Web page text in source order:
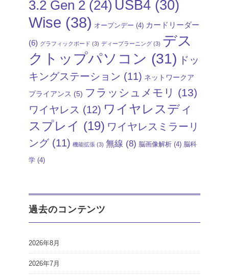
3.2 Gen 2 (24) USB4 (30)
Wise (38) オープンデー (4) カードリーダー
(6) グラフィックボード (3) ディープラーニング (3) デス
クトップパソコン (31) ドッ
キングステーション (11) ネットワークア
プライアンス (5) フラッシュメモリ (13)
ワイヤレス (12) ワイヤレスディ
スプレイ (19) ワイヤレスミラーリ
ング(11) 機能拡張 (3) 無線 (8) 脳画像解析 (4) 脳科
学 (4)
過去のコンテンツ
2026年8月
2026年7月